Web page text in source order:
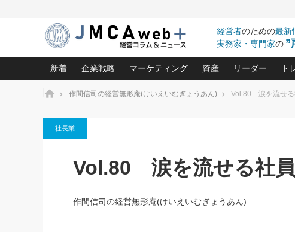
経営者のための最新
実務家・専門家の ”
新着
2026.08.7
がよいのでしょうか！
2026.08.7
FOOD & LIFE COMPANIES
企業戦略
中小企業の「１位づくり」戦略(96)
利益を最大化する「業務改善」横田尚哉氏(5)
強い会社を築く ビジネス・クリニック(240)
日本レーザー「人を大切にしながら利益を上げる経営
武器としてのM&A入門(3)
マーケティング
ロングセラーの玉手箱(9)
は(5)
最高の自分を表現する 成功イメージ戦略
資産
中国経済の最新動向
事業承継の前に、決め
会社と社長のための資
リーダー
ピョートル・
朝礼・会議で
ト
ホーム 作間信司の経営無形庵(けいえいむぎょうあん) Vol.80 涙を流せる
社長業
Vol.80 涙を流せる社
作間信司の経営無形庵(けいえいむぎょうあん)